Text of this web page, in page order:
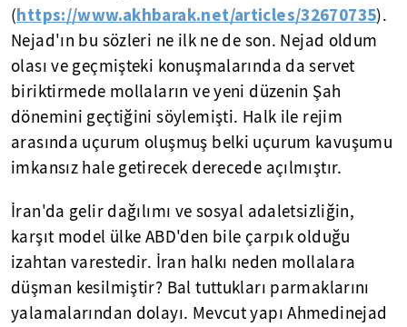
(https://www.akhbarak.net/articles/32670735).
Nejad'ın bu sözleri ne ilk ne de son. Nejad oldum
olası ve geçmişteki konuşmalarında da servet
biriktirmede mollaların ve yeni düzenin Şah
dönemini geçtiğini söylemişti. Halk ile rejim
arasında uçurum oluşmuş belki uçurum kavuşumu
imkansız hale getirecek derecede açılmıştır.
İran'da gelir dağılımı ve sosyal adaletsizliğin,
karşıt model ülke ABD'den bile çarpık olduğu
izahtan varestedir. İran halkı neden mollalara
düşman kesilmiştir? Bal tuttukları parmaklarını
yalamalarından dolayı. Mevcut yapı Ahmedinejad